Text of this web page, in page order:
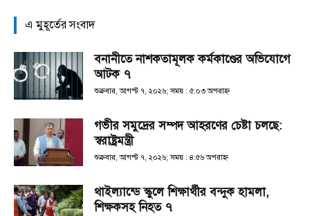
এ মুহূর্তের সংবাদ
বনানীতে নাশকতামূলক কর্মকাণ্ডের অভিযোগে
আটক ৭
শুক্রবার, আগস্ট ৭, ২০২৬; সময় : ৫:০৩ অপরাহ্ণ
গভীর সমুদ্রের সম্পদ আহরণের চেষ্টা চলছে:
স্বরাষ্ট্রমন্ত্রী
শুক্রবার, আগস্ট ৭, ২০২৬; সময় : ৪:৫৬ অপরাহ্ণ
থাইল্যান্ডে স্কুলে শিক্ষার্থীর বন্দুক হামলা,
শিক্ষকসহ নিহত ৭